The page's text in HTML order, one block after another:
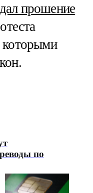
прошение
которыми
по